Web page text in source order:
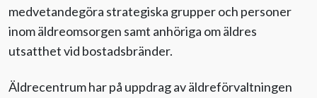
medvetandegöra strategiska grupper och personer
inom äldre­omsorgen samt anhöriga om äldres
utsatthet vid bostadsbränder.
Äldrecentrum har på uppdrag av äldreförvaltningen